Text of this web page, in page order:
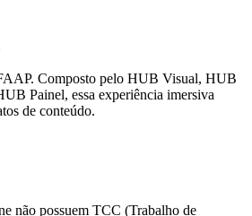
Composto pelo HUB Visual, HUB
Painel, essa experiência imersiva
de conteúdo.
não possuem TCC (Trabalho de